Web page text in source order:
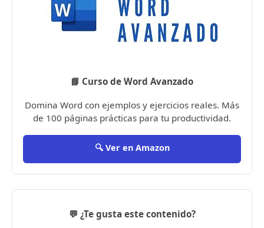
📘 Curso de Word Avanzado
Domina Word con ejemplos y ejercicios reales. Más
de 100 páginas prácticas para tu productividad.
🔍 Ver en Amazon
💬 ¿Te gusta este contenido?